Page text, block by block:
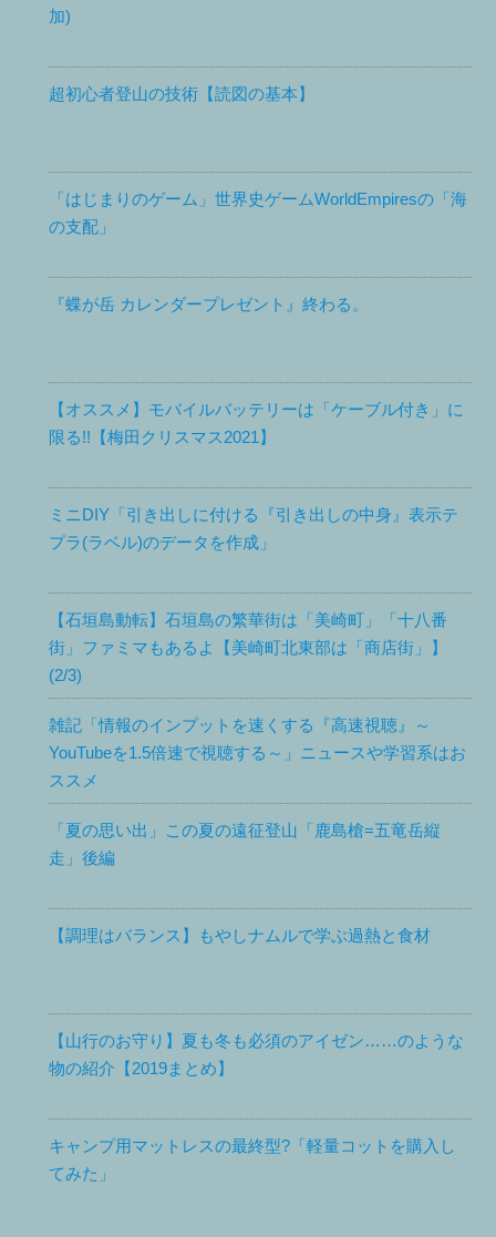
加)
超初心者登山の技術【読図の基本】
「はじまりのゲーム」世界史ゲームWorldEmpiresの「海
の支配」
『蝶が岳 カレンダープレゼント』終わる。
【オススメ】モバイルバッテリーは「ケーブル付き」に
限る!!【梅田クリスマス2021】
ミニDIY「引き出しに付ける『引き出しの中身』表示テ
プラ(ラベル)のデータを作成」
【石垣島動転】石垣島の繁華街は「美崎町」「十八番
街」ファミマもあるよ【美崎町北東部は「商店街」】
(2/3)
雑記「情報のインプットを速くする『高速視聴』～
YouTubeを1.5倍速で視聴する～」ニュースや学習系はお
ススメ
「夏の思い出」この夏の遠征登山「鹿島槍=五竜岳縦
走」後編
【調理はバランス】もやしナムルで学ぶ過熱と食材
【山行のお守り】夏も冬も必須のアイゼン……のような
物の紹介【2019まとめ】
キャンプ用マットレスの最終型?「軽量コットを購入し
てみた」